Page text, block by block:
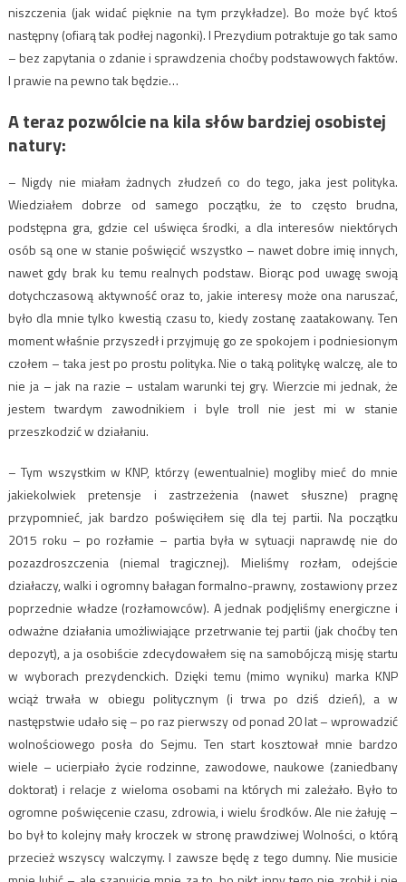
niszczenia (jak widać pięknie na tym przykładze). Bo może być ktoś
następny (ofiarą tak podłej nagonki). I Prezydium potraktuje go tak samo
– bez zapytania o zdanie i sprawdzenia choćby podstawowych faktów.
I prawie na pewno tak będzie…
A teraz pozwólcie na kila słów bardziej osobistej
natury:
– Nigdy nie miałam żadnych złudzeń co do tego, jaka jest polityka.
Wiedziałem dobrze od samego początku, że to często brudna,
podstępna gra, gdzie cel uświęca środki, a dla interesów niektórych
osób są one w stanie poświęcić wszystko – nawet dobre imię innych,
nawet gdy brak ku temu realnych podstaw. Biorąc pod uwagę swoją
dotychczasową aktywność oraz to, jakie interesy może ona naruszać,
było dla mnie tylko kwestią czasu to, kiedy zostanę zaatakowany. Ten
moment właśnie przyszedł i przyjmuję go ze spokojem i podniesionym
czołem – taka jest po prostu polityka. Nie o taką politykę walczę, ale to
nie ja – jak na razie – ustalam warunki tej gry. Wierzcie mi jednak, że
jestem twardym zawodnikiem i byle troll nie jest mi w stanie
przeszkodzić w działaniu.
– Tym wszystkim w KNP, którzy (ewentualnie) mogliby mieć do mnie
jakiekolwiek pretensje i zastrzeżenia (nawet słuszne) pragnę
przypomnieć, jak bardzo poświęciłem się dla tej partii. Na początku
2015 roku – po rozłamie – partia była w sytuacji naprawdę nie do
pozazdroszczenia (niemal tragicznej). Mieliśmy rozłam, odejście
działaczy, walki i ogromny bałagan formalno-prawny, zostawiony przez
poprzednie władze (rozłamowców). A jednak podjęliśmy energiczne i
odważne działania umożliwiające przetrwanie tej partii (jak choćby ten
depozyt), a ja osobiście zdecydowałem się na samobójczą misję startu
w wyborach prezydenckich. Dzięki temu (mimo wyniku) marka KNP
wciąż trwała w obiegu politycznym (i trwa po dziś dzień), a w
następstwie udało się – po raz pierwszy od ponad 20 lat – wprowadzić
wolnościowego posła do Sejmu. Ten start kosztował mnie bardzo
wiele – ucierpiało życie rodzinne, zawodowe, naukowe (zaniedbany
doktorat) i relacje z wieloma osobami na których mi zależało. Było to
ogromne poświęcenie czasu, zdrowia, i wielu środków. Ale nie żałuję –
bo był to kolejny mały kroczek w stronę prawdziwej Wolności, o którą
przecież wszyscy walczymy. I zawsze będę z tego dumny. Nie musicie